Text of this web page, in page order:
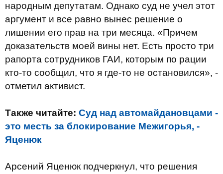
народным депутатам. Однако суд не учел этот
аргумент и все равно вынес решение о
лишении его прав на три месяца. «Причем
доказательств моей вины нет. Есть просто три
рапорта сотрудников ГАИ, которым по рации
кто-то сообщил, что я где-то не остановился», -
отметил активист.
Также читайте: Суд над автомайдановцами -
это месть за блокирование Межигорья, -
Яценюк
Арсений Яценюк подчеркнул, что решения